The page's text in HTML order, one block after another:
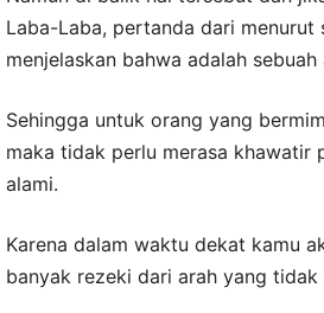
Laba-Laba, pertanda dari menurut
menjelaskan bahwa adalah
Sehingga untuk orang yang
maka tidak perlu merasa khawatir
alami.
Karena dalam waktu dekat kamu
banyak rezeki dari arah yang tidak